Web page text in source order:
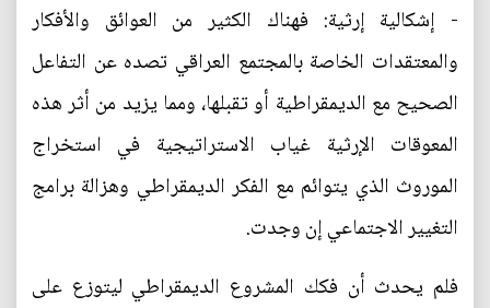
- إشكالية إرثية: فهناك الكثير من العوائق والأفكار
والمعتقدات الخاصة بالمجتمع العراقي تصده عن التفاعل
الصحيح مع الديمقراطية أو تقبلها، ومما يزيد من أثر هذه
المعوقات الإرثية غياب الاستراتيجية في استخراج
الموروث الذي يتوائم مع الفكر الديمقراطي وهزالة برامج
التغيير الاجتماعي إن وجدت.
فلم يحدث أن فكك المشروع الديمقراطي ليتوزع على